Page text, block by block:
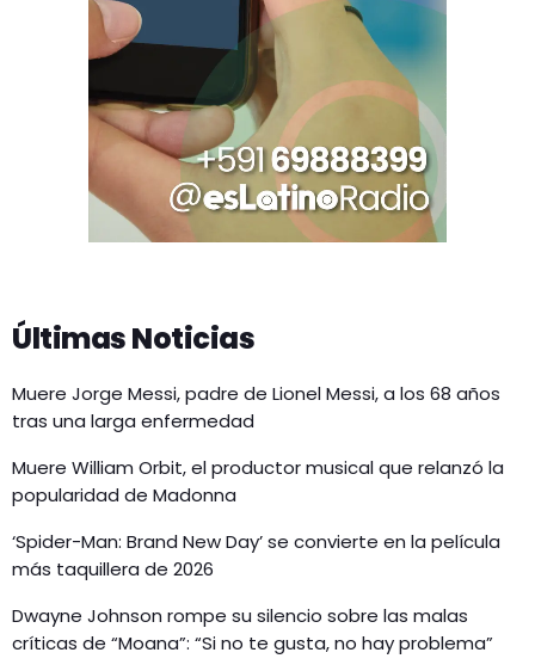
Últimas Noticias
Muere Jorge Messi, padre de Lionel Messi, a los 68 años
tras una larga enfermedad
Muere William Orbit, el productor musical que relanzó la
popularidad de Madonna
‘Spider-Man: Brand New Day’ se convierte en la película
más taquillera de 2026
Dwayne Johnson rompe su silencio sobre las malas
críticas de “Moana”: “Si no te gusta, no hay problema”